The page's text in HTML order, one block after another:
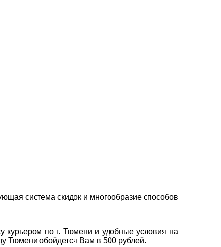
система скидок и многообразие способов
курьером по г. Тюмени и удобные условия на
Тюмени обойдется Вам в 500 рублей.